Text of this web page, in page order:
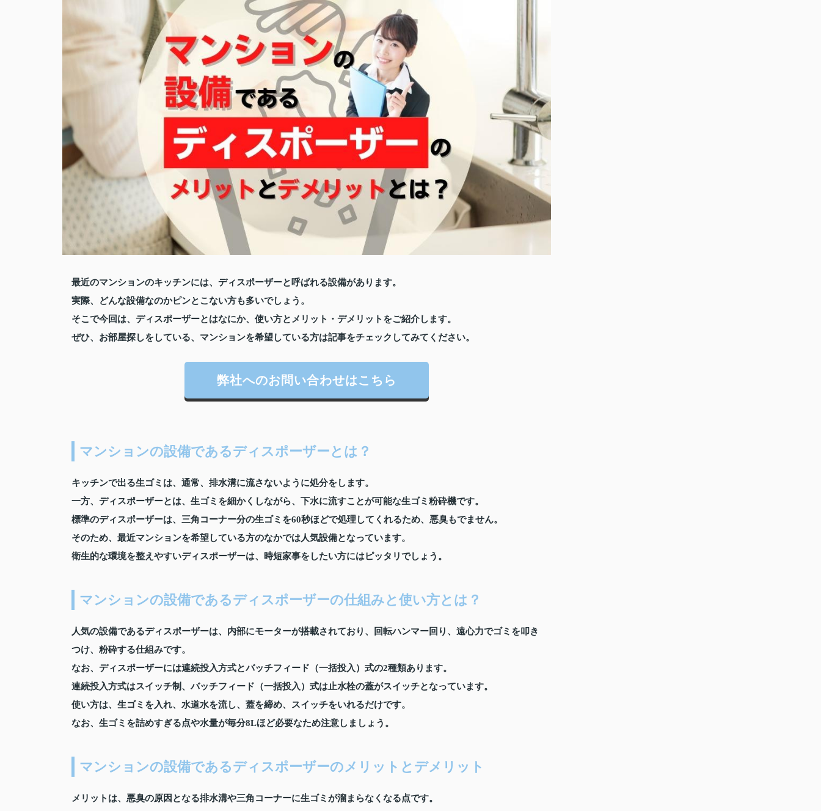
最近のマンションのキッチンには、ディスポーザーと呼ばれる設備があります。
実際、どんな設備なのかピンとこない方も多いでしょう。
そこで今回は、ディスポーザーとはなにか、使い方とメリット・デメリットをご紹介します。
ぜひ、お部屋探しをしている、マンションを希望している方は記事をチェックしてみてください。
弊社へのお問い合わせはこちら
マンションの設備であるディスポーザーとは？
キッチンで出る生ゴミは、通常、排水溝に流さないように処分をします。
一方、ディスポーザーとは、生ゴミを細かくしながら、下水に流すことが可能な生ゴミ粉砕機です。
標準のディスポーザーは、三角コーナー分の生ゴミを60秒ほどで処理してくれるため、悪臭もでません。
そのため、最近マンションを希望している方のなかでは人気設備となっています。
衛生的な環境を整えやすいディスポーザーは、時短家事をしたい方にはピッタリでしょう。
マンションの設備であるディスポーザーの仕組みと使い方とは？
人気の設備であるディスポーザーは、内部にモーターが搭載されており、回転ハンマー回り、遠心力でゴミを叩き
つけ、粉砕する仕組みです。
なお、ディスポーザーには連続投入方式とバッチフィード（一括投入）式の2種類あります。
連続投入方式はスイッチ制、バッチフィード（一括投入）式は止水栓の蓋がスイッチとなっています。
使い方は、生ゴミを入れ、水道水を流し、蓋を締め、スイッチをいれるだけです。
なお、生ゴミを詰めすぎる点や水量が毎分8Lほど必要なため注意しましょう。
マンションの設備であるディスポーザーのメリットとデメリット
メリットは、悪臭の原因となる排水溝や三角コーナーに生ゴミが溜まらなくなる点です。